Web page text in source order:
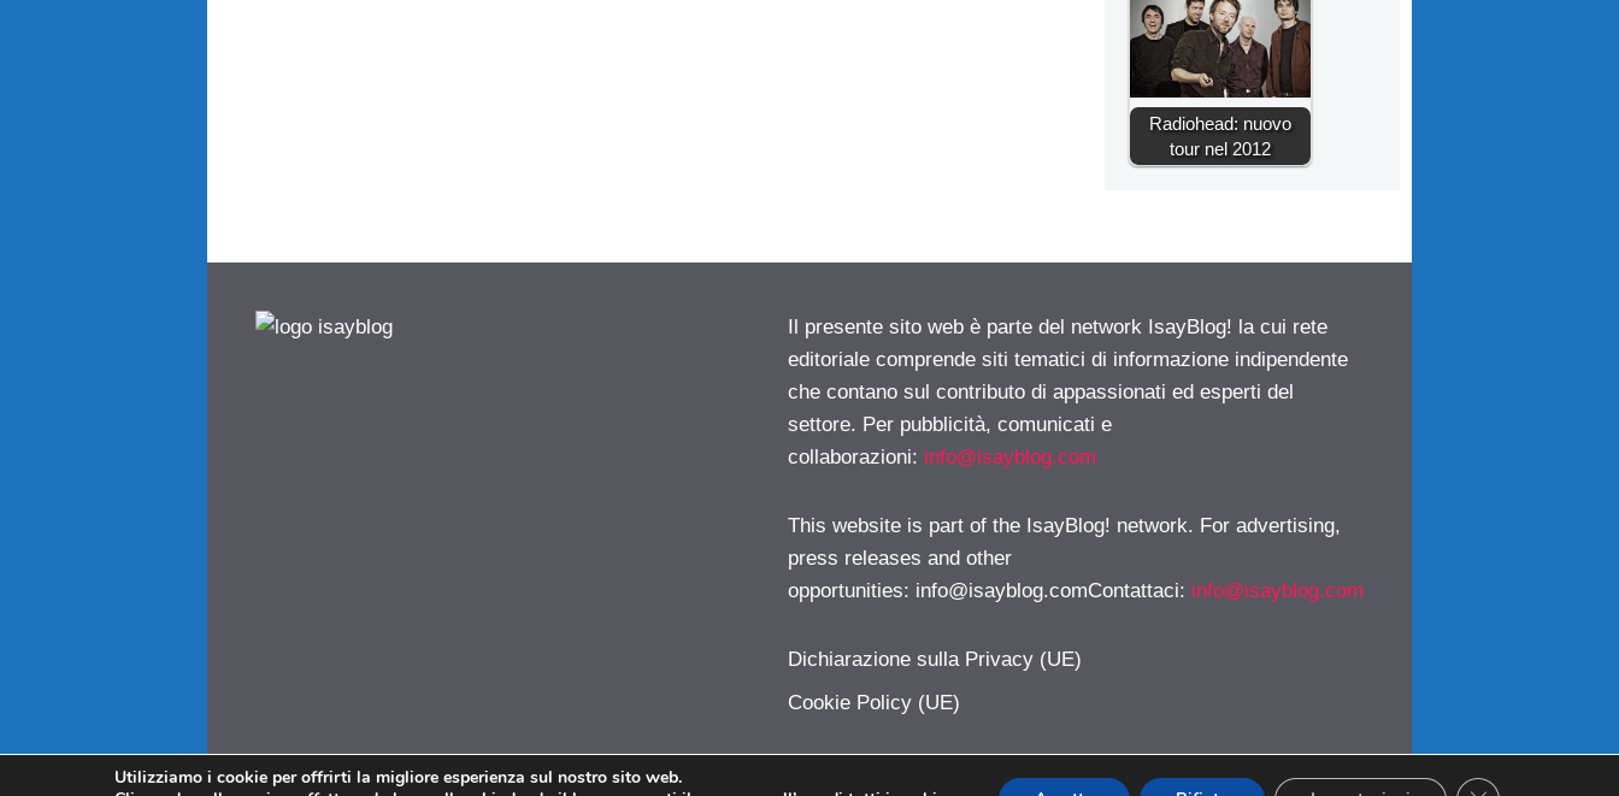
Radiohead: nuovo
tour nel 2012
Il presente sito web è parte del network IsayBlog! la cui rete
editoriale comprende siti tematici di informazione indipendente
che contano sul contributo di appassionati ed esperti del
settore. Per pubblicità, comunicati e
collaborazioni: info@isayblog.com
This website is part of the IsayBlog! network. For advertising,
press releases and other
opportunities: info@isayblog.comContattaci: info@isayblog.com
Dichiarazione sulla Privacy (UE)
Cookie Policy (UE)
Utilizziamo i cookie per offrirti la migliore esperienza sul nostro sito web.